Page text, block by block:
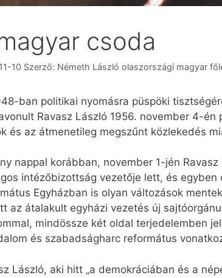
csoda
10 Szerző: Németh László olaszországi magyar
ban politikai nyomásra püspöki
Ravasz László 1956. november 4-
és az átmenetileg megszűnt közlekedés
nappal korábban, november 1-jén
intézőbizottság vezetője lett, és
Egyházban is olyan változások
az átalakult egyházi vezetés új
mindössze két oldal terjedelemben
és szabadságharc református
László, aki hitt „a demokráciában és a